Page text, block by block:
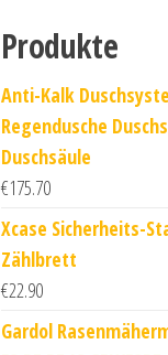
Produkte
Anti-Kalk
Regendusche
Duschsäule
€175.70
Xcase Sicherheits-
Zählbrett
€22.90
Gardol